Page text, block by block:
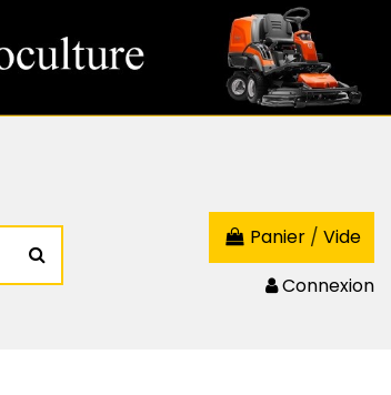
Panier / Vide
Connexion